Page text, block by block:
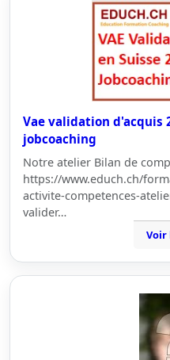
Vae validation d'acquis
jobcoaching
Notre atelier Bilan de
https://www.educh.ch/
activite-competences-
valider…
Voir